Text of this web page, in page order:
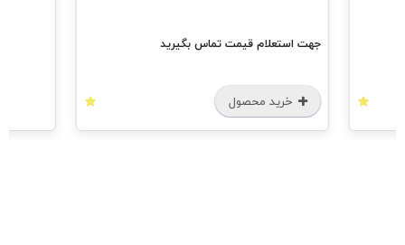
جهت استعلام قیمت تماس بگیرید
خرید محصول